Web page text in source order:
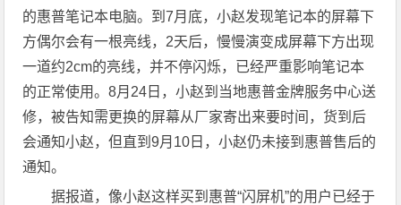
的惠普笔记本电脑。到7月底，小赵发现笔记本的屏幕下
方偶尔会有一根亮线，2天后，慢慢演变成屏幕下方出现
一道约2cm的亮线，并不停闪烁，已经严重影响笔记本
的正常使用。8月24日，小赵到当地惠普金牌服务中心送
修，被告知需更换的屏幕从厂家寄出来要时间，货到后
会通知小赵，但直到9月10日，小赵仍未接到惠普售后的
通知。
据报道，像小赵这样买到惠普“闪屏机”的用户已经于